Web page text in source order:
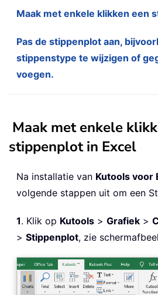
Maak met enkele klikken een
Pas de stippenplot aan,
stippenstype te wijzigen of
voegen.
Maak met enkele
stippenplot in Excel
Na installatie van Kutools voor
volgende stappen uit om een
1. Klik op Kutools > Grafiek >
> Stippenplot, zie